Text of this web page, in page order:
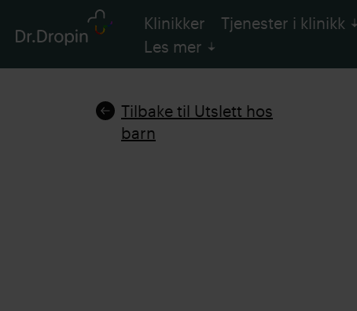
Klinikker Tjenester i klinikk
Les mer
Tilbake til Utslett hos
barn